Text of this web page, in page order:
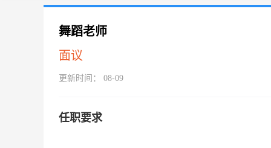
舞蹈老师
面议
更新时间： 08-09
任职要求